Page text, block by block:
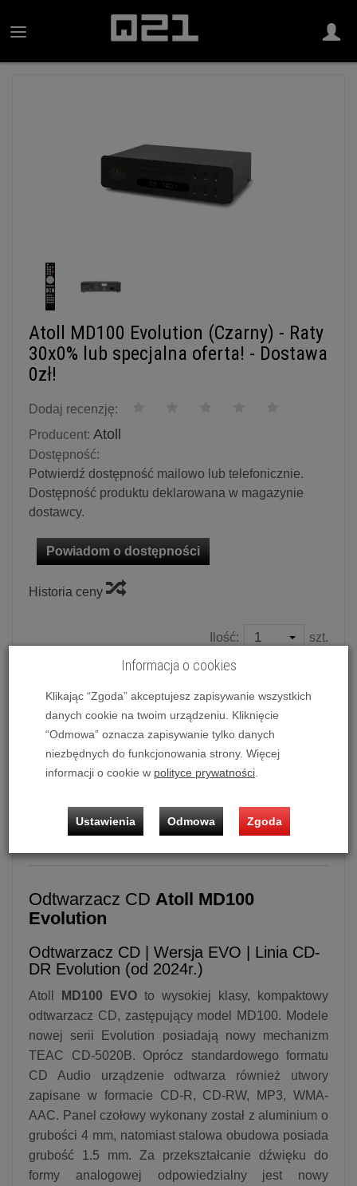
Atoll MD100 Evolution (Czarny) - Raty
30x0% lub specjalna oferta! - Dostawa
0zł!
Dodaj recenzję:
Producent: Atoll
Dostępność:
Potwierdź dostępność mailowo lub telefonicznie.
Dostępność produktu deklarowana w magazynie
dostawcy.
Powiadom o dostępności
Historia ceny
Ilość: szt.
3 290,00 zł
dodaj do koszyka
Możliwość zakupu produktu w bezpłatnym systemie
ratalnym0%na10, 20 i 30 miesięcylub
Odtwarzacz CD Atoll MD100
Evolution
Odtwarzacz CD | Wersja EVO | Linia CD-
DR Evolution (od 2024r.)
Atoll MD100 EVO to wysokiej klasy, kompaktowy
odtwarzacz CD, zastępujący model MD100. Modele
nowej serii Evolution posiadają nowy mechanizm
TEAC CD-5020B. Oprócz standardowego formatu
CD Audio urządzenie odtwarza również utwory
zapisane w formacie CD-R, CD-RW, MP3, WMA-
AAC. Panel czołowy wykonany został z aluminium o
grubości 4 mm, natomiast stalowa obudowa posiada
grubość 1.5 mm. Za przekształcanie dźwięku do
formy analogowej odpowiedzialny jest nowy
Informacja o cookies
Klikając “Zgoda” akceptujesz zapisywanie wszystkich
danych cookie na twoim urządzeniu. Kliknięcie
“Odmowa” oznacza zapisywanie tylko danych
niezbędnych do funkcjonowania strony. Więcej
informacji o cookie w polityce prywatności
Ustawienia Odmowa Zgoda